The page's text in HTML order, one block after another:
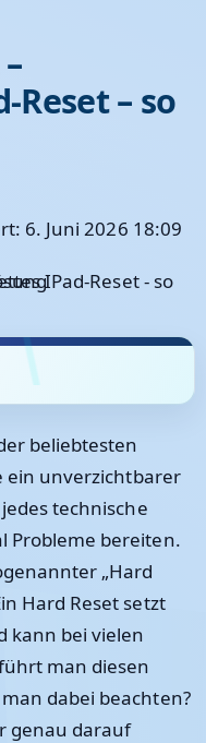
– so
6. Juni 2026 18:09
beliebtesten
ein unverzichtbarer
technische
Probleme bereiten.
„Hard
Hard Reset setzt
kann bei vielen
man diesen
dabei beachten?
genau darauf